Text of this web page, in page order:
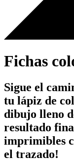
Fichas
Sigue el
tu lápiz de
dibujo lleno
resultado
imprimibles
el trazado!